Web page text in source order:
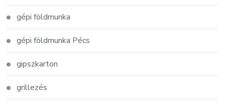
gépi földmunka
gépi földmunka Pécs
gipszkarton
grillezés